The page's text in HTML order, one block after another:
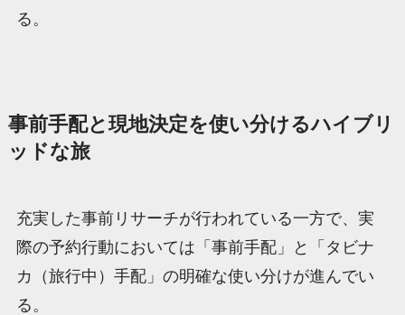
る。
事前手配と現地決定を使い分けるハイブリ
ッドな旅
充実した事前リサーチが行われている一方で、実
際の予約行動においては「事前手配」と「タビナ
カ（旅行中）手配」の明確な使い分けが進んでい
る。